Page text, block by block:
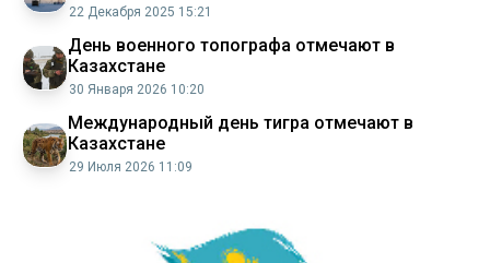
22 Декабря 2025 15:21
День военного топографа отмечают в
Казахстане
30 Января 2026 10:20
Международный день тигра отмечают в
Казахстане
29 Июля 2026 11:09